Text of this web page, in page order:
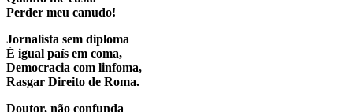
Perder meu canudo!
Jornalista sem diploma
É igual país em coma,
Democracia com linfoma,
Rasgar Direito de Roma.
Doutor, não confunda